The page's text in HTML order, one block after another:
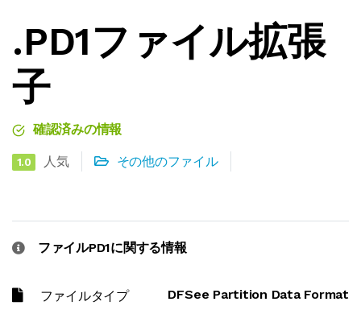
.PD1ファイル拡張
子
確認済みの情報
1.0 人気 その他のファイル
ファイルPD1に関する情報
ファイルタイプ DFSee Partition Data Format